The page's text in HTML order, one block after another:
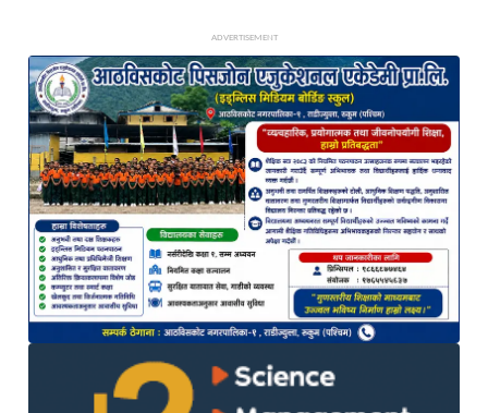
ADVERTISEMENT